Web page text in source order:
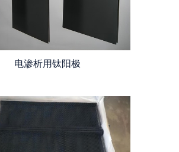
电渗析用钛阳极